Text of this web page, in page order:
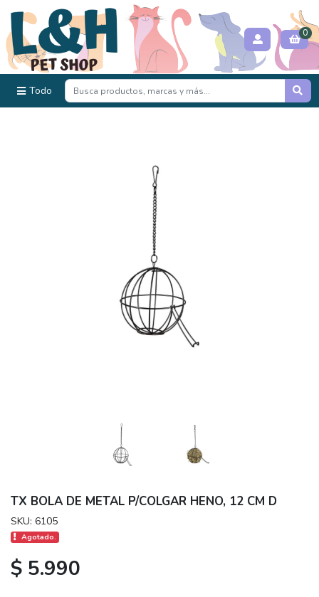
Todo
0
TX BOLA DE METAL P/COLGAR HENO, 12 CM D
SKU: 6105
Agotado.
$ 5.990